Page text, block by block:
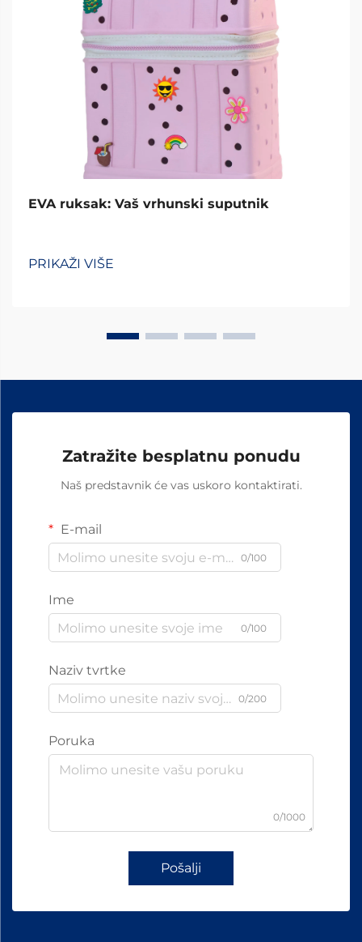
EVA ruksak: Vaš vrhunski suputnik
PRIKAŽI VIŠE
Zatražite besplatnu ponudu
Naš predstavnik će vas uskoro kontaktirati.
E-mail
0/100
Ime
0/100
Naziv tvrtke
0/200
Poruka
0/1000
Pošalji